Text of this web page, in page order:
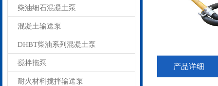
柴油细石混凝土泵
混凝土输送泵
DHBT柴油系列混凝土泵
搅拌拖泵
耐火材料搅拌输送泵
产品详细